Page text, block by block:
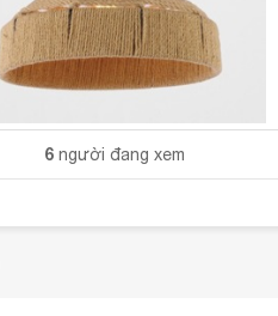
6 người đang xem